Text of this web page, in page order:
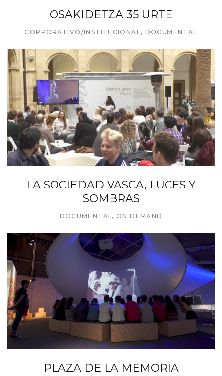
OSAKIDETZA 35 URTE
CORPORATIVO/INSTITUCIONAL, DOCUMENTAL
LA SOCIEDAD VASCA, LUCES Y
SOMBRAS
DOCUMENTAL, ON DEMAND
PLAZA DE LA MEMORIA